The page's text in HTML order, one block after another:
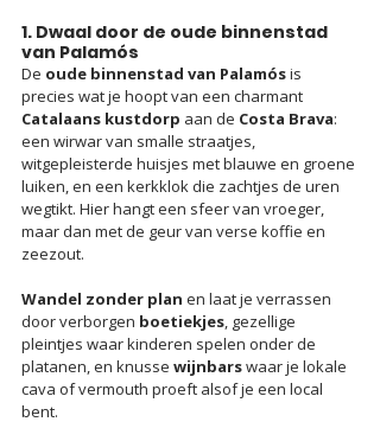
1. Dwaal door de oude binnenstad
van Palamós
De oude binnenstad van Palamós is
precies wat je hoopt van een charmant
Catalaans kustdorp aan de Costa Brava:
een wirwar van smalle straatjes,
witgepleisterde huisjes met blauwe en groene
luiken, en een kerkklok die zachtjes de uren
wegtikt. Hier hangt een sfeer van vroeger,
maar dan met de geur van verse koffie en
zeezout.
Wandel zonder plan en laat je verrassen
door verborgen boetiekjes, gezellige
pleintjes waar kinderen spelen onder de
platanen, en knusse wijnbars waar je lokale
cava of vermouth proeft alsof je een local
bent.